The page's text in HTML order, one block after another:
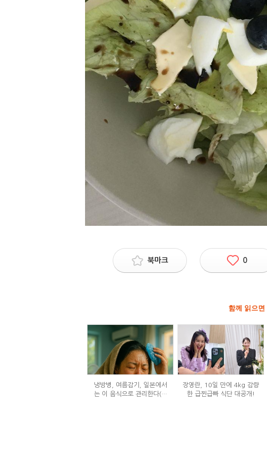
북마크 0
함께 읽으면
냉방병, 여름감기, 일본에서
는 이 음식으로 관리한다(생
장영란, 10일 만에 4kg 감량
한 급찐급빠 식단 대공개!